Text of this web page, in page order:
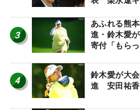
3
あふれる熊
進・鈴木愛
寄付「もら
4
鈴木愛が大
進 安田祐香